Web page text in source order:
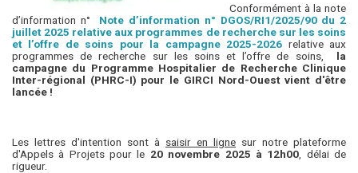
Conformément à la note
d’information n°
Note d’information n° DGOS/RI1/2025/90 du 2
juillet 2025 relative aux programmes de recherche sur les soins
et l’offre de soins pour la campagne 2025-2026 relative aux
programmes de recherche sur les soins et l’offre de soins, la
campagne du Programme Hospitalier de Recherche Clinique
Inter-régional (PHRC-I) pour le GIRCI Nord-Ouest vient d'être
lancée !
Les lettres d'intention sont à saisir en ligne sur notre plateforme
d'Appels à Projets pour le 20 novembre 2025 à 12h00 , délai de
rigueur.